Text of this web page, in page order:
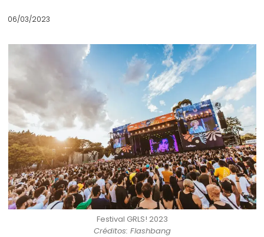
06/03/2023
Festival GRLS! 2023
Créditos: Flashbang